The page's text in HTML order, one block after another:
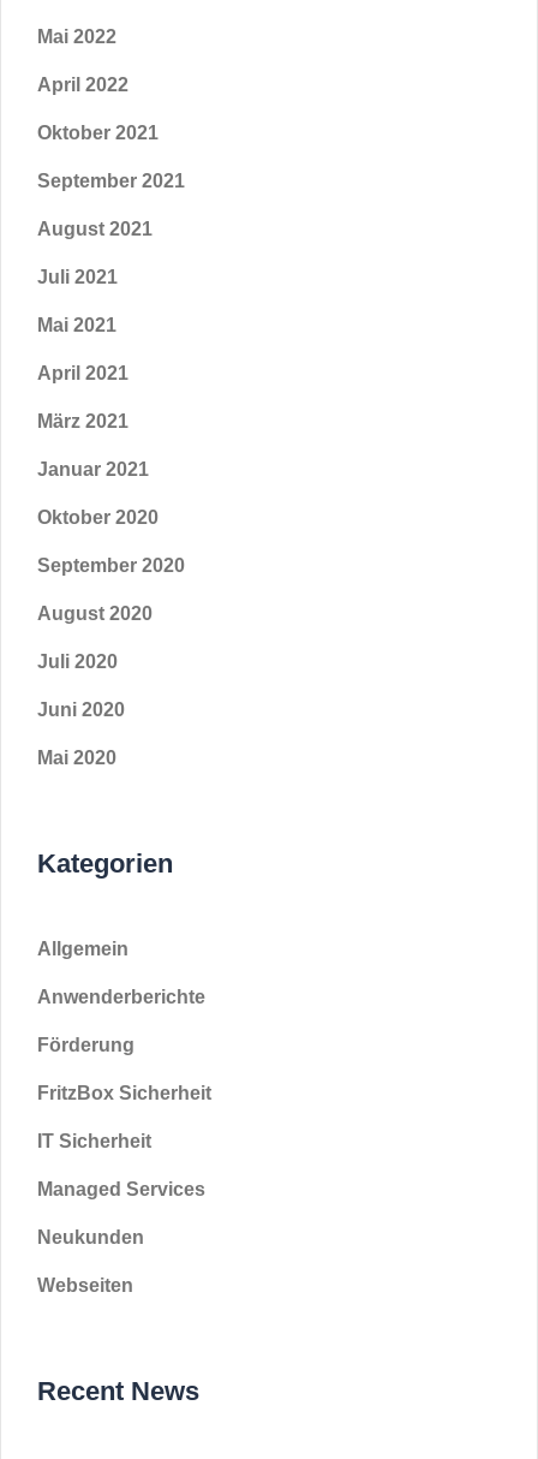
Mai 2022
April 2022
Oktober 2021
September 2021
August 2021
Juli 2021
Mai 2021
April 2021
März 2021
Januar 2021
Oktober 2020
September 2020
August 2020
Juli 2020
Juni 2020
Mai 2020
Kategorien
Allgemein
Anwenderberichte
Förderung
FritzBox Sicherheit
IT Sicherheit
Managed Services
Neukunden
Webseiten
Recent News